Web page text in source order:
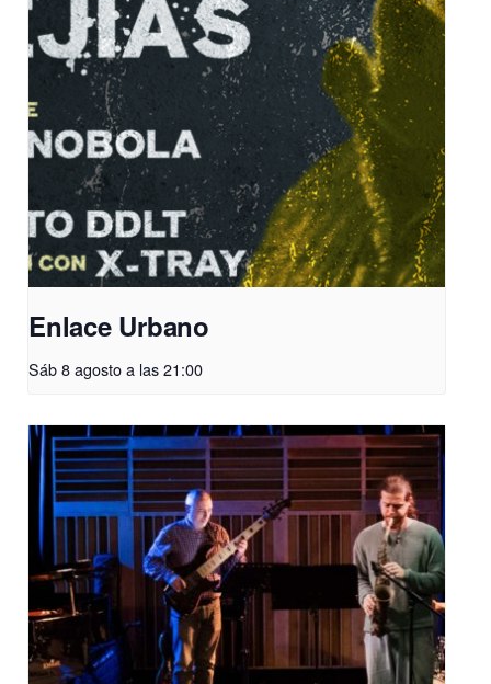
Enlace Urbano
Sáb 8 agosto a las 21:00